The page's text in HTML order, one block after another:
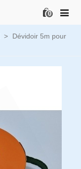
0
>
Dévidoir 5m pour